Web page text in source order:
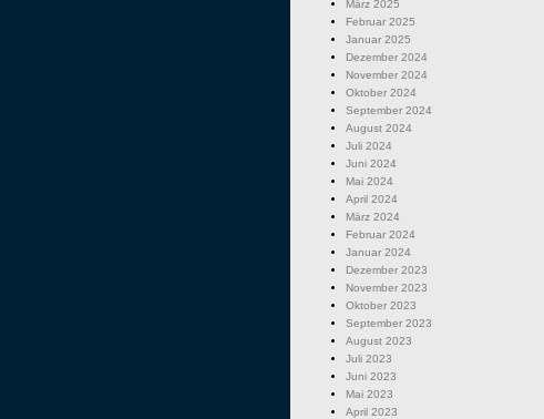
März 2025
Februar 2025
Januar 2025
Dezember 2024
November 2024
Oktober 2024
September 2024
August 2024
Juli 2024
Juni 2024
Mai 2024
April 2024
März 2024
Februar 2024
Januar 2024
Dezember 2023
November 2023
Oktober 2023
September 2023
August 2023
Juli 2023
Juni 2023
Mai 2023
April 2023